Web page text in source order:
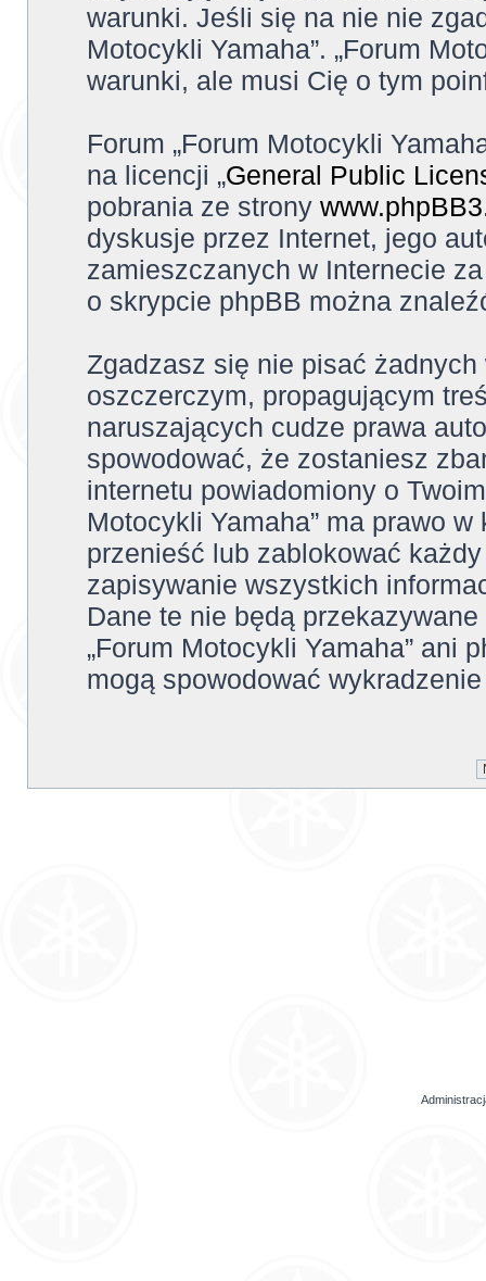
warunki. Jeśli się na nie nie
Motocykli Yamaha”. „Forum
warunki, ale musi Cię o tym
Forum „Forum Motocykli
na licencji „General Public
pobrania ze strony
dyskusje przez Internet, jego
zamieszczanych w Internecie
o skrypcie phpBB można
Zgadzasz się nie pisać
oszczerczym, propagującym
naruszających cudze prawa
spowodować, że zostaniesz
internetu powiadomiony o
Motocykli Yamaha” ma prawo
przenieść lub zablokować
zapisywanie wszystkich
Dane te nie będą
„Forum Motocykli Yamaha” ani
mogą spowodować